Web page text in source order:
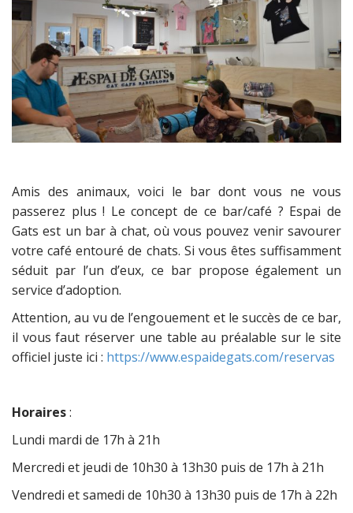
Amis des animaux, voici le bar dont vous ne vous
passerez plus ! Le concept de ce bar/café ? Espai de
Gats est un bar à chat, où vous pouvez venir savourer
votre café entouré de chats. Si vous êtes suffisamment
séduit par l’un d’eux, ce bar propose également un
service d’adoption.
Attention, au vu de l’engouement et le succès de ce bar,
il vous faut réserver une table au préalable sur le site
officiel juste ici : https://www.espaidegats.com/reservas
Horaires:
Lundi mardi de 17h à 21h
Mercredi et jeudi de 10h30 à 13h30 puis de 17h à 21h
Vendredi et samedi de 10h30 à 13h30 puis de 17h à 22h